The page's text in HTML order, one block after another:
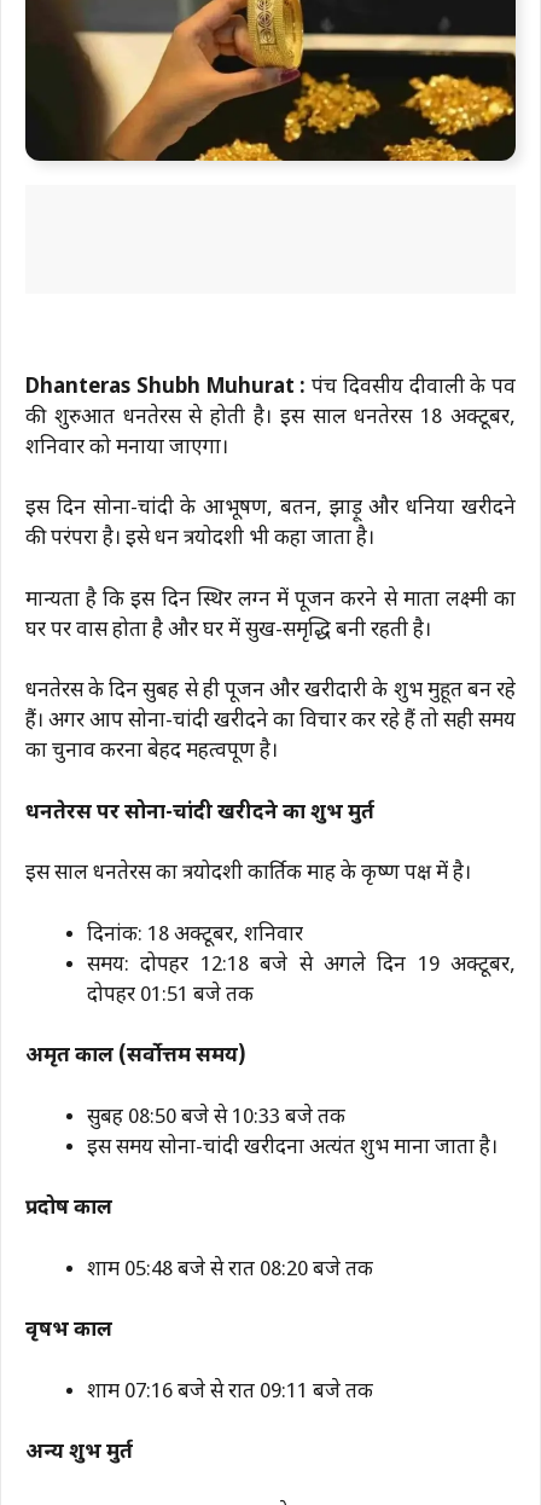
Dhanteras Shubh Muhurat : पंच दिवसीय दीवाली के पर्व
की शुरुआत धनतेरस से होती है। इस साल धनतेरस 18 अक्टूबर,
शनिवार को मनाया जाएगा।
इस दिन सोना-चांदी के आभूषण, बर्तन, झाड़ू और धनिया खरीदने
की परंपरा है। इसे धन त्रयोदशी भी कहा जाता है।
मान्यता है कि इस दिन स्थिर लग्न में पूजन करने से माता लक्ष्मी का
घर पर वास होता है और घर में सुख-समृद्धि बनी रहती है।
धनतेरस के दिन सुबह से ही पूजन और खरीदारी के शुभ मुहूर्त बन रहे
हैं। अगर आप सोना-चांदी खरीदने का विचार कर रहे हैं तो सही समय
का चुनाव करना बेहद महत्वपूर्ण है।
धनतेरस पर सोना-चांदी खरीदने का शुभ मुहूर्त
इस साल धनतेरस का त्रयोदशी कार्तिक माह के कृष्ण पक्ष में है।
दिनांक: 18 अक्टूबर, शनिवार
समय: दोपहर 12:18 बजे से अगले दिन 19 अक्टूबर,
दोपहर 01:51 बजे तक
अमृत काल (सर्वोत्तम समय)
सुबह 08:50 बजे से 10:33 बजे तक
इस समय सोना-चांदी खरीदना अत्यंत शुभ माना जाता है।
प्रदोष काल
शाम 05:48 बजे से रात 08:20 बजे तक
वृषभ काल
शाम 07:16 बजे से रात 09:11 बजे तक
अन्य शुभ मुहूर्त